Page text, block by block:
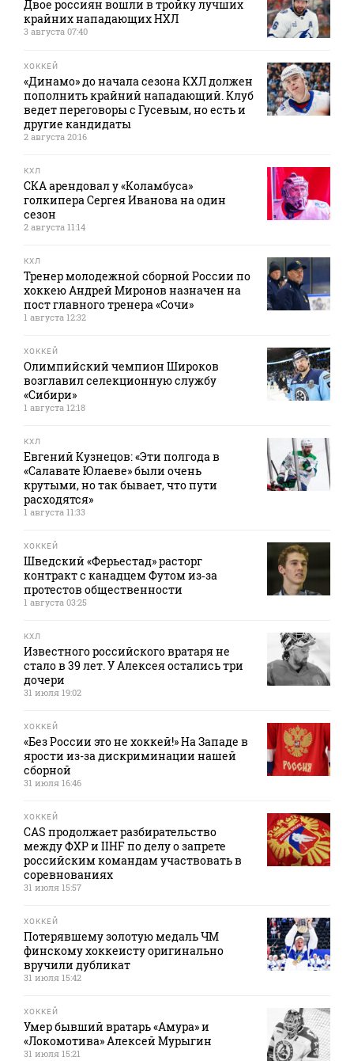
Двое россиян вошли в тройку лучших
крайних нападающих НХЛ
3 августа 07:40
ХОККЕЙ
«Динамо» до начала сезона КХЛ должен
пополнить крайний нападающий. Клуб
ведет переговоры с Гусевым, но есть и
другие кандидаты
2 августа 20:16
КХЛ
СКА арендовал у «Коламбуса»
голкипера Сергея Иванова на один
сезон
2 августа 11:14
КХЛ
Тренер молодежной сборной России по
хоккею Андрей Миронов назначен на
пост главного тренера «Сочи»
1 августа 12:32
ХОККЕЙ
Олимпийский чемпион Широков
возглавил селекционную службу
«Сибири»
1 августа 12:18
КХЛ
Евгений Кузнецов: «Эти полгода в
«Салавате Юлаеве» были очень
крутыми, но так бывает, что пути
расходятся»
1 августа 11:33
ХОККЕЙ
Шведский «Ферьестад» расторг
контракт с канадцем Футом из‑за
протестов общественности
1 августа 03:25
КХЛ
Известного российского вратаря не
стало в 39 лет. У Алексея остались три
дочери
31 июля 19:02
ХОККЕЙ
«Без России это не хоккей!» На Западе в
ярости из-за дискриминации нашей
сборной
31 июля 16:46
ХОККЕЙ
CAS продолжает разбирательство
между ФХР и IIHF по делу о запрете
российским командам участвовать в
соревнованиях
31 июля 15:57
ХОККЕЙ
Потерявшему золотую медаль ЧМ
финскому хоккеисту оригинально
вручили дубликат
31 июля 15:42
ХОККЕЙ
Умер бывший вратарь «Амура» и
«Локомотива» Алексей Мурыгин
31 июля 15:21